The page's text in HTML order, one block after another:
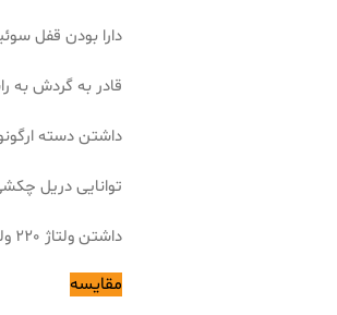
دارا بودن قفل
قادر به گردش
داشتن دسته
توانایی دریل
داشتن ولتاژ 220 ولت
مقایسه